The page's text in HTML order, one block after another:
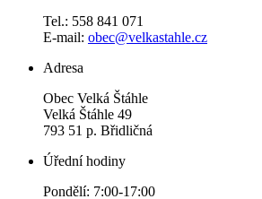
Tel.: 558 841 071
E-mail: obec@velkastahle.cz
Adresa
Obec Velká Štáhle
Velká Štáhle 49
793 51 p. Břidličná
Úřední hodiny
Pondělí: 7:00-17:00